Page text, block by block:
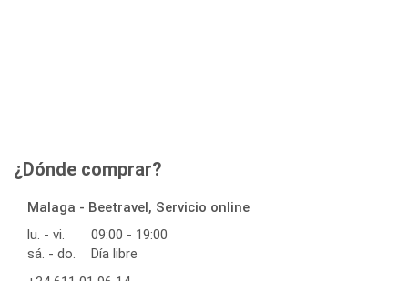
¿Dónde comprar?
Malaga - Beetravel, Servicio online
lu. - vi.
09:00 - 19:00
sá. - do.
Día libre